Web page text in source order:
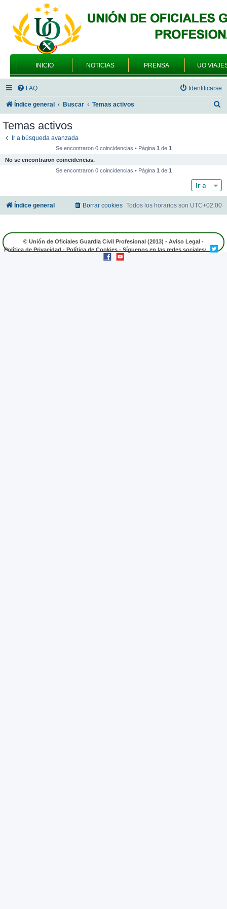
INICIO NOTICIAS PRENSA UO
FAQ Identificarse
Índice general Buscar Temas activos
Temas activos
Ir a búsqueda avanzada
Se encontraron 0 coincidencias • Página 1de 1
No se encontraron coincidencias.
Se encontraron 0 coincidencias • Página 1de 1
Ir a
Índice general Todos los horarios son UTC+02:00
Borrar cookies
© Unión de Oficiales Guardia Civil Profesional (2013) - Aviso Legal -
Política de Privacidad-Política de Cookies- Síguenos en las redes sociales: